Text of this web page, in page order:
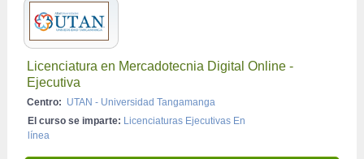
Licenciatura en Mercadotecnia Digital Online -
Ejecutiva
Centro: UTAN - Universidad Tangamanga
El curso se imparte: Licenciaturas Ejecutivas En
línea